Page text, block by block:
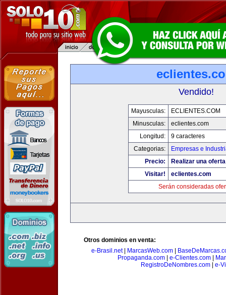
Vendido!
Mayusculas:
ECLIENTES.COM
Minusculas:
eclientes.com
Longitud:
9 caracteres
Categorias:
Empresas e
Precio:
Realizar una
Visitar!
eclientes.com
Serán consideradas
Otros dominios en venta:
e-Brasil.net| MarcasWeb.com|
Propaganda.com
e-Clientes.com
RegistroDeNombres.com| e-